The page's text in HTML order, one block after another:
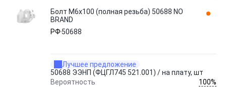
Болт М6x100 (полная резьба) 50688 NO
BRAND
РФ 50688
Лучшее предложение
50688 ЭЭНП (ФЦГЛ745 521.001) / на плату, шт
Вероятность
100%